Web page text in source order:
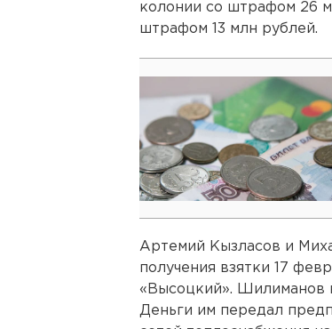
колонии со штрафом 26
штрафом 13 млн рублей.
Артемий Кызласов и
получения взятки 17
«Высоцкий». Шилиманов
Деньги им передал